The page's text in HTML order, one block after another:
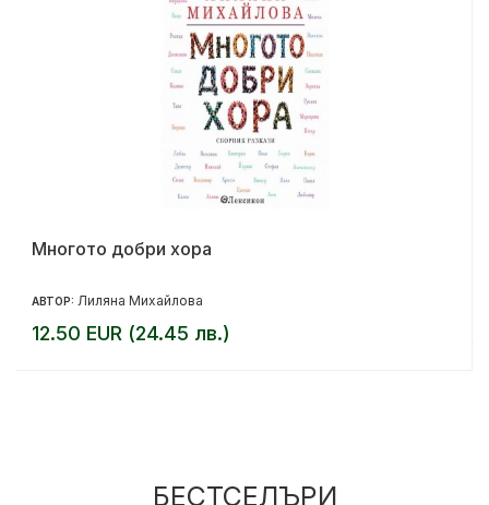
Многото добри хора
АВТОР: Лиляна Михайлова
12.50 EUR (24.45 лв.)
БЕСТСЕЛЪРИ